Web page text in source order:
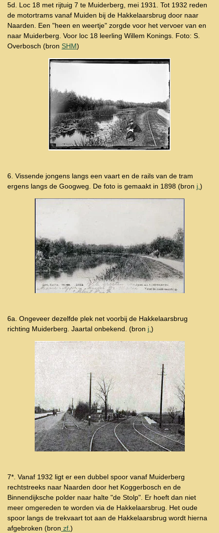
5d. Loc 18 met rijtuig 7 te Muiderberg, mei 1931. Tot 1932 reden
de motortrams vanaf Muiden bij de Hakkelaarsbrug door naar
Naarden. Een "heen en weertje" zorgde voor het vervoer van en
naar Muiderberg. Voor loc 18 leerling Willem Konings. Foto: S.
Overbosch (bron SHM)
6. Vissende jongens langs een vaart en de rails van de tram
ergens langs de Googweg. De foto is gemaakt in 1898 (bron j. )
6a. Ongeveer dezelfde plek net voorbij de Hakkelaarsbrug
richting Muiderberg. Jaartal onbekend. (bron j. )
7*. Vanaf 1932 ligt er een dubbel spoor vanaf Muiderberg
rechtstreeks naar Naarden door het Koggerbosch en de
Binnendijksche polder naar halte "de Stolp". Er hoeft dan niet
meer omgereden te worden via de Hakkelaarsbrug. Het oude
spoor langs de trekvaart tot aan de Hakkelaarsbrug wordt hierna
afgebroken (bron zf. )